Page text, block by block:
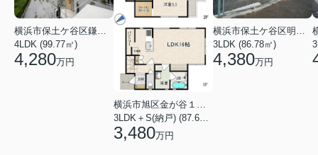
4LDK (99.77㎡)
4,280万円
3,480万円
3LDK (86.78㎡)
4,380万円